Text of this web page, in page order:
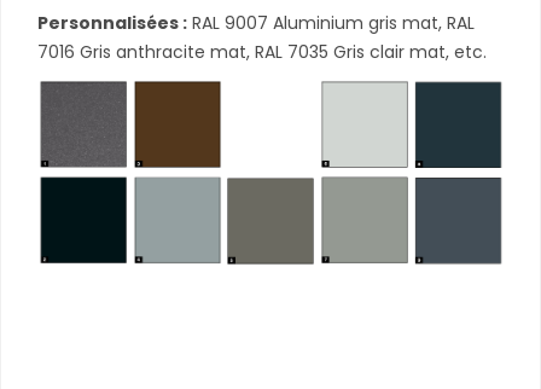
Personnalisées : RAL 9007 Aluminium gris mat, RAL
7016 Gris anthracite mat, RAL 7035 Gris clair mat, etc.